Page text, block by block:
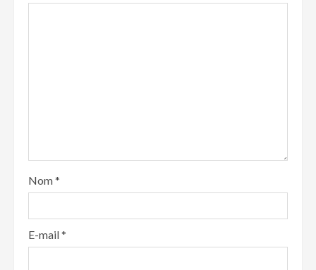
Nom*
E-mail*